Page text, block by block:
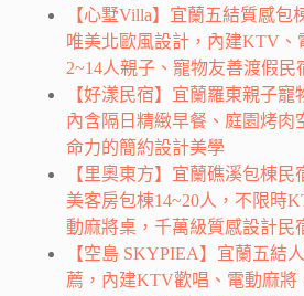
【心墅Villa】宜蘭五結質感包
唯美北歐風設計，內建KTV、
2~14人親子、寵物友善渡假民
【好漾民宿】宜蘭羅東親子寵
內含隔日精緻早餐、庭園烤肉
命力的簡約設計美學
【里奧東方】宜蘭礁溪包棟民
美客房包棟14~20人，不限時
動麻將桌，千萬級質感設計民
【空島 SKYPIEA】宜蘭五結
薦，內建KTV歡唱、電動麻將